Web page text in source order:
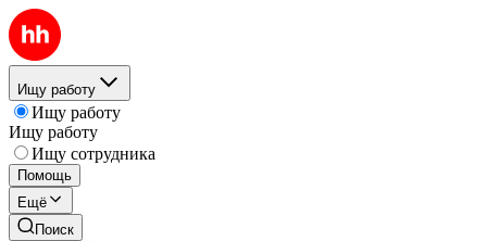
Ищу работу
Ищу работу
Ищу работу
Ищу сотрудника
Помощь
Ещё
Поиск